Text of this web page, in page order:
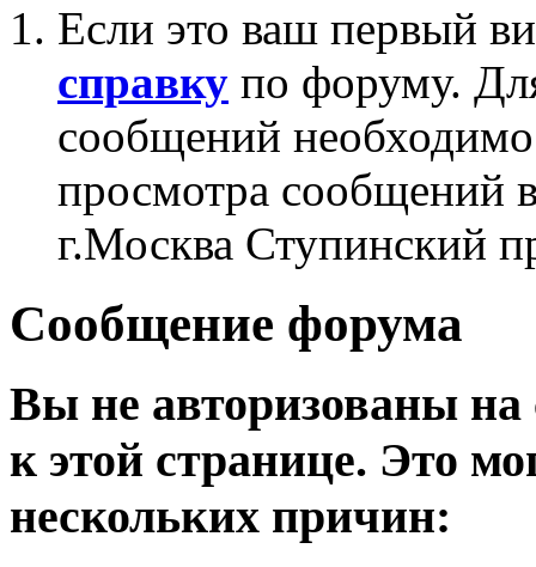
Если это ваш первый
справку по форуму.
сообщений
просмотра сообщений
г.Москва Ступинский
Сообщение форума
Вы не авторизованы на
к этой странице. Это
нескольких причин: